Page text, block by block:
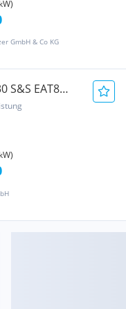
GmbH & Co KG
S&S EAT8